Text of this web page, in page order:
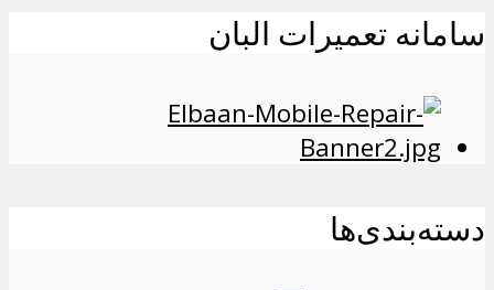
سامانه تعمیرات البان
دسته‌بندی‌ها